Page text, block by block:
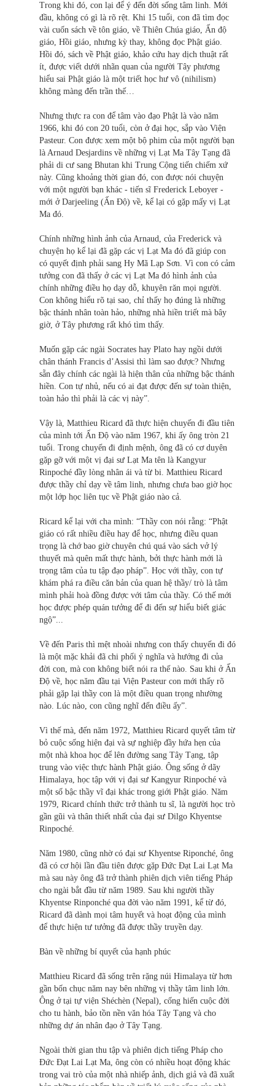
Trong khi đó, con lại để ý đến đời sống tâm linh. Mới
đầu, không có gì là rõ rệt. Khi 15 tuổi, con đã tìm đọc
vài cuốn sách về tôn giáo, về Thiên Chúa giáo, Ấn độ
giáo, Hồi giáo, nhưng kỳ thay, không đọc Phật giáo.
Hồi đó, sách về Phật giáo, khảo cứu hay dịch thuật rất
ít, được viết dưới nhãn quan của người Tây phương
hiểu sai Phật giáo là một triết học hư vô (nihilism)
không màng đến trần thế…
Nhưng thực ra con để tâm vào đạo Phật là vào năm
1966, khi đó con 20 tuổi, còn ở đại học, sắp vào Viện
Pasteur. Con được xem một bộ phim của một người bạn
là Arnaud Desjardins về những vị Lạt Ma Tây Tạng đã
phải di cư sang Bhutan khi Trung Cộng tiến chiếm xứ
này. Cũng khoảng thời gian đó, con được nói chuyện
với một người bạn khác - tiến sĩ Frederick Leboyer -
mới ở Darjeeling (Ấn Độ) về, kể lại có gặp mấy vị Lạt
Ma đó.
Chính những hình ảnh của Arnaud, của Frederick và
chuyện họ kể lại đã gặp các vị Lạt Ma đó đã giúp con
có quyết định phải sang Hy Mã Lạp Sơn. Vì con có cảm
tưởng con đã thấy ở các vị Lạt Ma đó hình ảnh của
chính những điều họ dạy dỗ, khuyên răn mọi người.
Con không hiểu rõ tại sao, chỉ thấy họ đúng là những
bậc thánh nhân toàn hảo, những nhà hiền triết mà bây
giờ, ở Tây phương rất khó tìm thấy.
Muốn gặp các ngài Socrates hay Plato hay ngồi dưới
chân thánh Francis d’Assisi thì làm sao được? Nhưng
sẵn đây chính các ngài là hiện thân của những bậc thánh
hiền. Con tự nhủ, nếu có ai đạt được đến sự toàn thiện,
toàn hảo thì phải là các vị này”.
Vậy là, Matthieu Ricard đã thực hiện chuyến đi đầu tiên
của mình tới Ấn Độ vào năm 1967, khi ấy ông tròn 21
tuổi. Trong chuyến đi định mệnh, ông đã có cơ duyên
gặp gỡ với một vị đại sư Lạt Ma tên là Kangyur
Rinpoché đầy lòng nhân ái và từ bi. Matthieu Ricard
được thầy chỉ dạy về tâm linh, nhưng chưa bao giờ học
một lớp học liên tục về Phật giáo nào cả.
Ricard kể lại với cha mình: “Thầy con nói rằng: “Phật
giáo có rất nhiều điều hay để học, nhưng điều quan
trọng là chớ bao giờ chuyên chú quá vào sách vở lý
thuyết mà quên mất thực hành, bởi thực hành mới là
trọng tâm của tu tập đạo pháp”. Học với thầy, con tự
khám phá ra điều căn bản của quan hệ thầy/ trò là tâm
mình phải hoà đồng được với tâm của thầy. Có thế mới
học được phép quán tưởng để đi đến sự hiểu biết giác
ngộ”...
Về đến Paris thì mệt nhoài nhưng con thấy chuyến đi đó
là một mặc khải đã chi phối ý nghĩa và hướng đi của
đời con, mà con không biết nói ra thế nào. Sau khi ở Ấn
Độ về, học năm đầu tại Viện Pasteur con mới thấy rõ
phải gặp lại thầy con là một điều quan trọng nhường
nào. Lúc nào, con cũng nghĩ đến điều ấy”.
Vì thế mà, đến năm 1972, Matthieu Ricard quyết tâm từ
bỏ cuộc sống hiện đại và sự nghiệp đầy hứa hẹn của
một nhà khoa học để lên đường sang Tây Tạng, tập
trung vào việc thực hành Phật giáo. Ông sống ở dãy
Himalaya, học tập với vị đại sư Kangyur Rinpoché và
một số bậc thầy vĩ đại khác trong giới Phật giáo. Năm
1979, Ricard chính thức trở thành tu sĩ, là người học trò
gần gũi và thân thiết nhất của đại sư Dilgo Khyentse
Rinpoché.
Năm 1980, cũng nhờ có đại sư Khyentse Riponché, ông
đã có cơ hội lần đầu tiên được gặp Đức Đạt Lai Lạt Ma
mà sau này ông đã trở thành phiên dịch viên tiếng Pháp
cho ngài bắt đầu từ năm 1989. Sau khi người thầy
Khyentse Rinponché qua đời vào năm 1991, kể từ đó,
Ricard đã dành mọi tâm huyết và hoạt động của mình
để thực hiện tư tưởng đã được thầy truyền dạy.
Bàn về những bí quyết của hạnh phúc
Matthieu Ricard đã sống trên rặng núi Himalaya từ hơn
gần bốn chục năm nay bên những vị thầy tâm linh lớn.
Ông ở tại tự viện Shéchèn (Nepal), cống hiến cuộc đời
cho tu hành, bảo tồn nền văn hóa Tây Tạng và cho
những dự án nhân đạo ở Tây Tạng.
Ngoài thời gian thu tập và phiên dịch tiếng Pháp cho
Đức Đạt Lai Lạt Ma, ông còn có nhiều hoạt động khác
trong vai trò của một nhà nhiếp ảnh, dịch giả và đã xuất